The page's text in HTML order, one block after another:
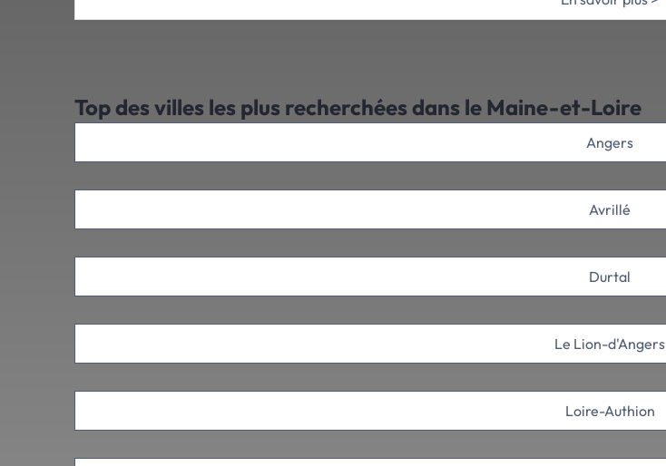
Top des villes les plus recherchées dans le Maine-et-Loire
Angers
Avrillé
Durtal
Le Lion-d'Angers
Loire-Authion